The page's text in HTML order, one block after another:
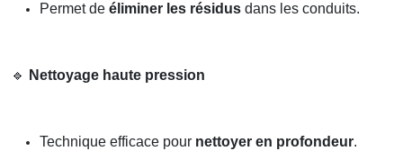
Permet de éliminer les résidus dans les conduits.
🔹 Nettoyage haute pression
Technique efficace pour nettoyer en profondeur.